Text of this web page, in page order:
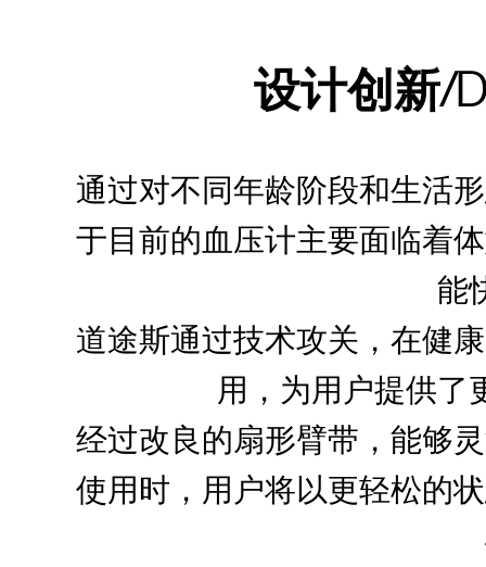
设计创新/
通过对不同年龄阶段和生活
于目前的血压计主要面临着
能
道途斯通过技术攻关，在健
用，为用户提供了
经过改良的扇形臂带，能够
使用时，用户将以更轻松的